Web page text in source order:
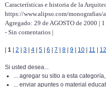
Características e historia de la
https://www.alipso.com/monografias/
Agregado: 29 de AGOSTO de 2000 |
- Sin comentarios |
1 2 3 4 5 6 7 8 9 10 11 12
Si usted desea...
... agregar su sitio a esta categoría,
... enviar apuntes o material